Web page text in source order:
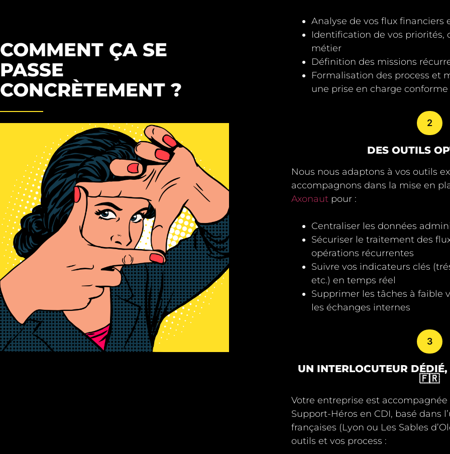
COMMENT ÇA SE
PASSE
CONCRÈTEMENT ?
Analyse de vos flux financiers
Identification de vos priorités,
métier
Définition des missions
Formalisation des process et
une prise en charge
2
DES OUTILS
Nous nous adaptons à vos outils
accompagnons dans la mise en
Axonaut pour :
Centraliser les données
Sécuriser le traitement des
opérations récurrentes
Suivre vos indicateurs clés
etc.) en temps réel
Supprimer les tâches à faible
les échanges internes
3
UN INTERLOCUTEUR
🇫🇷
Votre entreprise est
Support-Héros en CDI, basé dans
françaises (Lyon ou Les Sables
outils et vos process :